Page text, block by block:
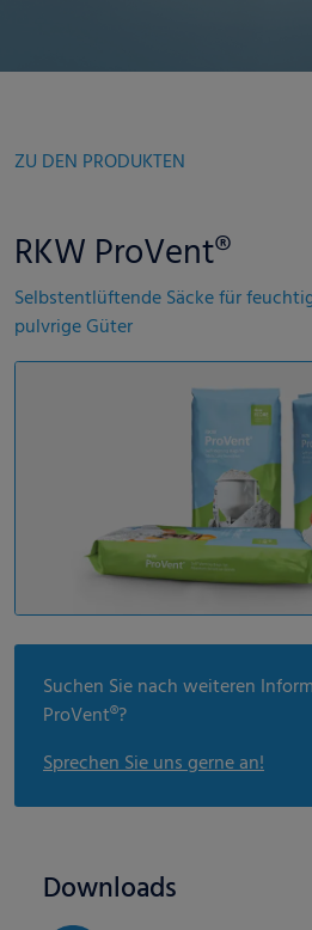
ZU DEN PRODUKTEN
RKW ProVent®
Selbstentlüftende Säcke für
pulvrige Güter
Suchen Sie nach weiteren
ProVent®?
Sprechen Sie uns gerne an!
Downloads